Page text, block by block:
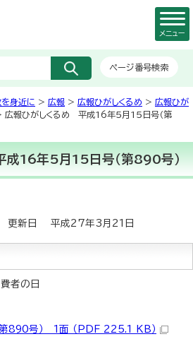
ページ番号検索
メニュー
身近に > 広報 > 広報ひがしくるめ > 広報ひが
広報ひがしくるめ 平成16年5月15日号（第
成16年5月15日号（第890号）
更新日 平成27年3月21日
者の日
890号） 1面 （PDF 225.1 KB）